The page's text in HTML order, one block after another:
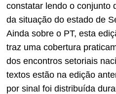
constatar lendo o conjunto
da situação do estado de
Ainda sobre o PT, esta
traz uma cobertura
dos encontros setoriais
textos estão na edição
por sinal foi distribuída